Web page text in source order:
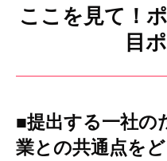
ここを見て！
目
■提出する一社の
業との共通点を